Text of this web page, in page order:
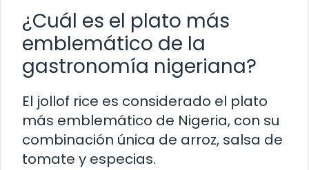
¿Cuál es el plato más
emblemático de la
gastronomía nigeriana?
El jollof rice es considerado el plato
más emblemático de Nigeria, con su
combinación única de arroz, salsa de
tomate y especias.